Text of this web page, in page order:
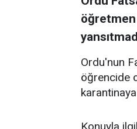
öğretmen
Ordu'nun
öğrencide
karantinaya